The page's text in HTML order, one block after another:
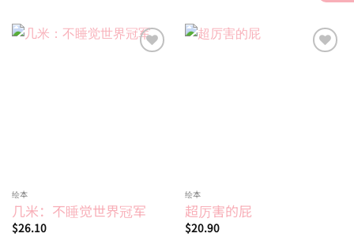
绘本
几米：不睡觉世界冠军
$26.10
绘本
超厉害的屁
$20.90